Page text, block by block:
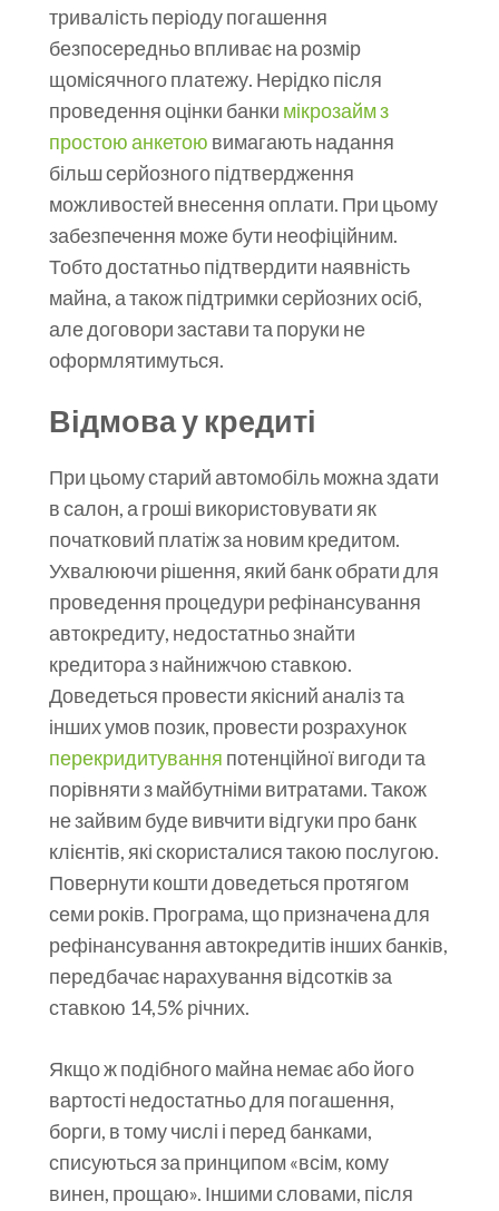
тривалість періоду погашення
безпосередньо впливає на розмір
щомісячного платежу. Нерідко після
проведення оцінки банки мікрозайм з
простою анкетою вимагають надання
більш серйозного підтвердження
можливостей внесення оплати. При цьому
забезпечення може бути неофіційним.
Тобто достатньо підтвердити наявність
майна, а також підтримки серйозних осіб,
але договори застави та поруки не
оформлятимуться.
Відмова у кредиті
При цьому старий автомобіль можна здати
в салон, а гроші використовувати як
початковий платіж за новим кредитом.
Ухвалюючи рішення, який банк обрати для
проведення процедури рефінансування
автокредиту, недостатньо знайти
кредитора з найнижчою ставкою.
Доведеться провести якісний аналіз та
інших умов позик, провести розрахунок
перекридитування потенційної вигоди та
порівняти з майбутніми витратами. Також
не зайвим буде вивчити відгуки про банк
клієнтів, які скористалися такою послугою.
Повернути кошти доведеться протягом
семи років. Програма, що призначена для
рефінансування автокредитів інших банків,
передбачає нарахування відсотків за
ставкою 14,5% річних.
Якщо ж подібного майна немає або його
вартості недостатньо для погашення,
борги, в тому числі і перед банками,
списуються за принципом «всім, кому
винен, прощаю». Іншими словами, після